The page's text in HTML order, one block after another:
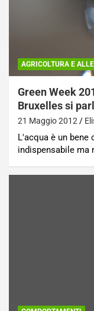
AGRICOLTURA E
Green Week
Bruxelles si
21 Maggio 2012
L'acqua è un bene
indispensabile ma